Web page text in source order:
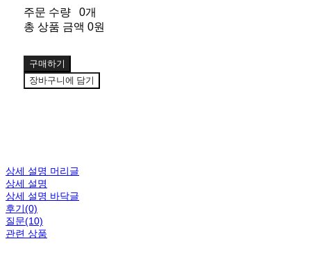
주문 수량
0개
총 상품 금액 0원
구매하기
장바구니에 담기
상세 설명 머리글
상세 설명
상세 설명 바닥글
후기(0)
질문(10)
관련 상품